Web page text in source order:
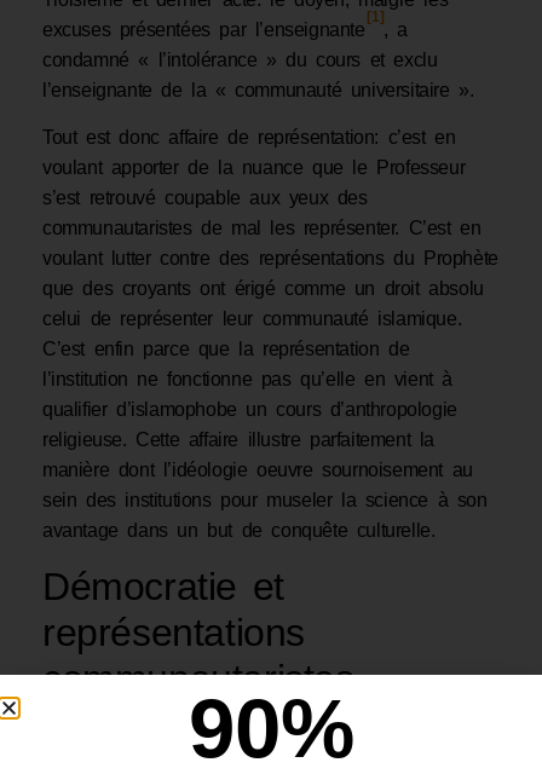
excuses présentées par l’enseignante
[1]
, a
condamné « l’intolérance » du cours et exclu
l’enseignante de la « communauté universitaire ».
Tout est donc affaire de représentation: c’est en
voulant apporter de la nuance que le Professeur
s’est retrouvé coupable aux yeux des
communautaristes de mal les représenter. C’est en
voulant lutter contre des représentations du Prophète
que des croyants ont érigé comme un droit absolu
celui de représenter leur communauté islamique.
C’est enfin parce que la représentation de
l’institution ne fonctionne pas qu’elle en vient à
qualifier d’islamophobe un cours d’anthropologie
religieuse. Cette affaire illustre parfaitement la
manière dont l’idéologie oeuvre sournoisement au
sein des institutions pour museler la science à son
avantage dans un but de conquête culturelle.
Démocratie et
représentations
communautaristes
Dans une démocratie républicaine qui connaît la
90%